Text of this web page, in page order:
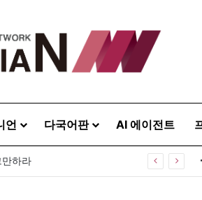
언 다국어판 AI 에이전트
하라